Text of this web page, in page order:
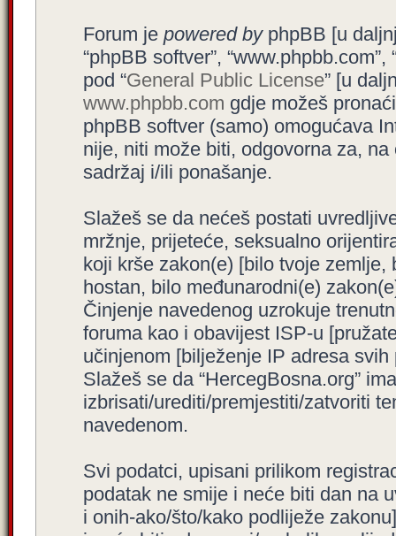
Forum je powered byphpBB [u
“phpBB softver”,
pod “General Public License” [u
www.phpbb.com gdje možeš
phpBB softver (samo) omogućava
nije, niti može biti, odgovorna za,
sadržaj i/ili ponašanje.
Slažeš se da nećeš postati
mržnje, prijeteće, seksualno
koji krše zakon(e) [bilo tvoje zemlje,
hostan, bilo međunarodni(e)
Činjenje navedenog uzrokuje
foruma kao i obavijest ISP-u
učinjenom [bilježenje IP adresa
Slažeš se da “HercegBosna.org”
izbrisati/urediti/premjestiti/zatvoriti
navedenom.
Svi podatci, upisani prilikom
podatak ne smije i neće biti dan na
i onih-ako/što/kako podliježe